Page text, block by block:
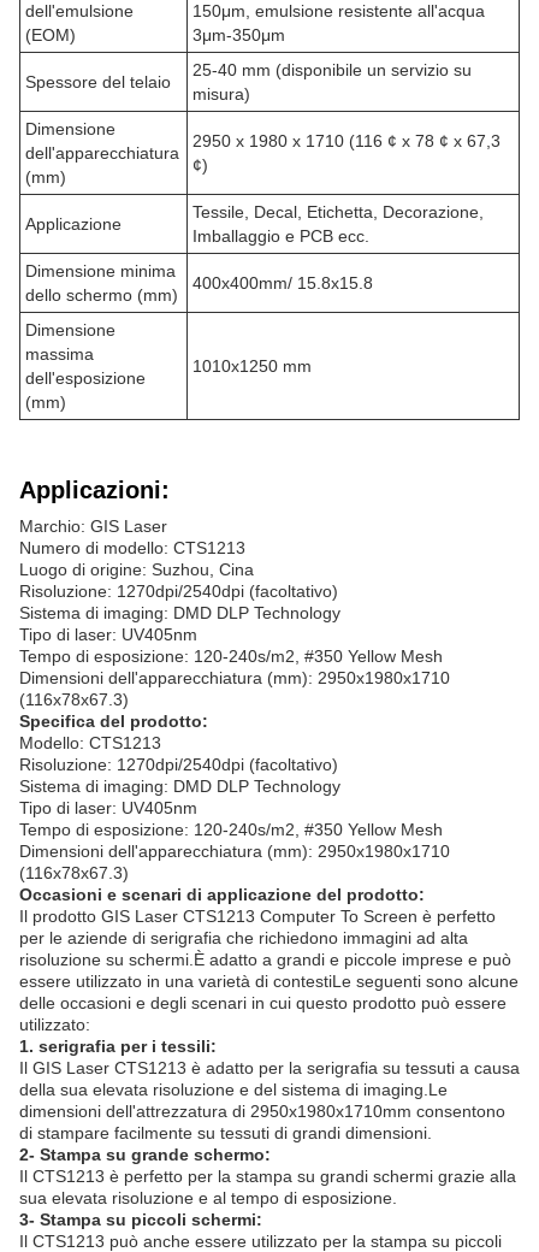
dell'emulsione
(EOM)
150μm, emulsione resistente all'acqua
3μm-350μm
Spessore del telaio
25-40 mm (disponibile un servizio su
misura)
Dimensione
dell'apparecchiatura
(mm)
2950 x 1980 x 1710 (116 ¢ x 78 ¢ x 67,3
¢)
Applicazione
Tessile, Decal, Etichetta, Decorazione,
Imballaggio e PCB ecc.
Dimensione minima
dello schermo (mm)
400x400mm/ 15.8x15.8
Dimensione
massima
dell'esposizione
(mm)
1010x1250 mm
Applicazioni:
Marchio: GIS Laser
Numero di modello: CTS1213
Luogo di origine: Suzhou, Cina
Risoluzione: 1270dpi/2540dpi (facoltativo)
Sistema di imaging: DMD DLP Technology
Tipo di laser: UV405nm
Tempo di esposizione: 120-240s/m2, #350 Yellow Mesh
Dimensioni dell'apparecchiatura (mm): 2950x1980x1710
(116x78x67.3)
Specifica del prodotto:
Modello: CTS1213
Risoluzione: 1270dpi/2540dpi (facoltativo)
Sistema di imaging: DMD DLP Technology
Tipo di laser: UV405nm
Tempo di esposizione: 120-240s/m2, #350 Yellow Mesh
Dimensioni dell'apparecchiatura (mm): 2950x1980x1710
(116x78x67.3)
Occasioni e scenari di applicazione del prodotto:
Il prodotto GIS Laser CTS1213 Computer To Screen è perfetto
per le aziende di serigrafia che richiedono immagini ad alta
risoluzione su schermi.È adatto a grandi e piccole imprese e può
essere utilizzato in una varietà di contestiLe seguenti sono alcune
delle occasioni e degli scenari in cui questo prodotto può essere
utilizzato:
1. serigrafia per i tessili:
Il GIS Laser CTS1213 è adatto per la serigrafia su tessuti a causa
della sua elevata risoluzione e del sistema di imaging.Le
dimensioni dell'attrezzatura di 2950x1980x1710mm consentono
di stampare facilmente su tessuti di grandi dimensioni.
2- Stampa su grande schermo:
Il CTS1213 è perfetto per la stampa su grandi schermi grazie alla
sua elevata risoluzione e al tempo di esposizione.
3- Stampa su piccoli schermi:
Il CTS1213 può anche essere utilizzato per la stampa su piccoli